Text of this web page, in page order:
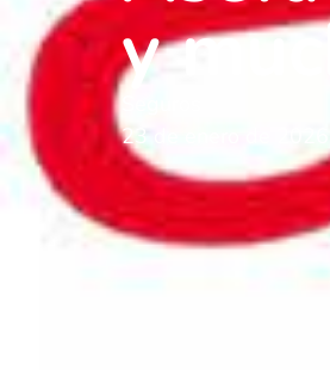
y
23 de enero de 2026